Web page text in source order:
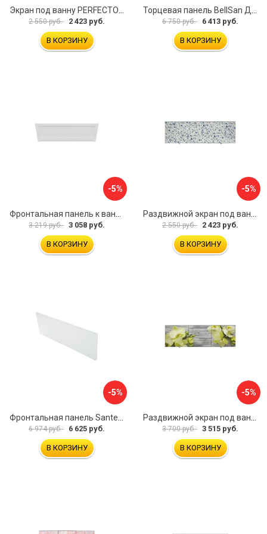
Экран под ванну PERFECTO LINEA 36-000157
2 550 руб. 2 423 руб.
В КОРЗИНУ
Торцевая панель BellSan Даниелла 4627171531049
6 750 руб. 6 413 руб.
В КОРЗИНУ
-5%
3 219 руб. 3 058 руб.
В КОРЗИНУ
-5%
2 550 руб. 2 423 руб.
В КОРЗИНУ
-5%
6 974 руб. 6 625 руб.
В КОРЗИНУ
-5%
3 700 руб. 3 515 руб.
В КОРЗИНУ